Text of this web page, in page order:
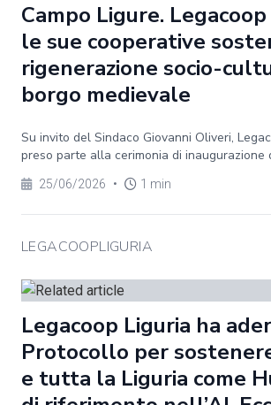
Campo Ligure.
le sue cooperative
rigenerazione socio-
borgo medievale
Su invito del Sindaco Giovanni Oliveri,
preso parte alla cerimonia di inaugurazione
25/06/2026 • 1 min
LEGACOOPLIGURIA
Legacoop Liguria ha
Protocollo per
e tutta la Liguria come